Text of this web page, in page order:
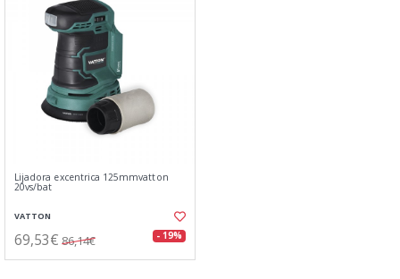
Lijadora excentrica 125mmvatton
20vs/bat
VATTON
69,53€ 86,14€ - 19%